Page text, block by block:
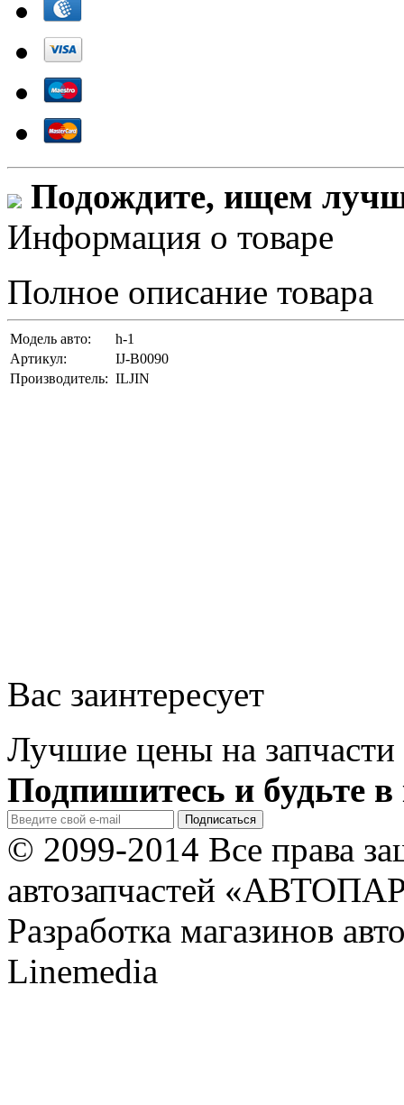
Подождите, ищем
Информация о товаре
Полное описание товара
Модель авто:
h-1
Артикул:
IJ-B0090
Производитель: ILJIN
Вас заинтересует
Лучшие цены на запчасти
Подпишитесь и будьте в
© 2099-2014 Все права
автозапчастей
Разработка магазинов
Linemedia